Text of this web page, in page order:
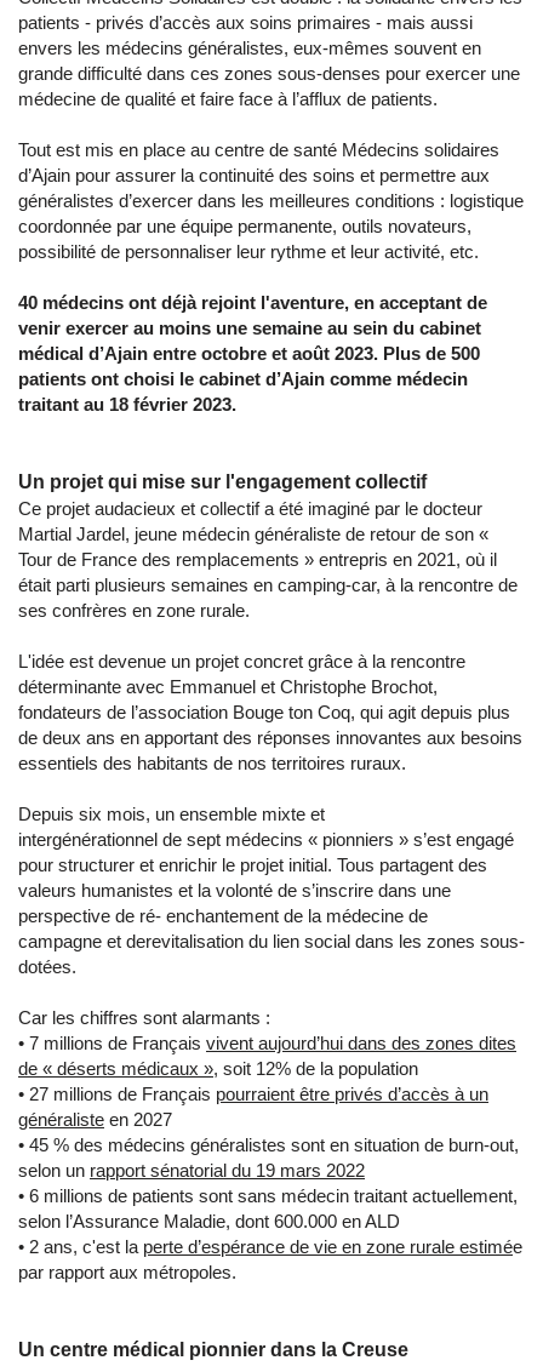
patients - privés d’accès aux soins primaires - mais aussi
envers les médecins généralistes, eux-mêmes souvent en
grande difficulté dans ces zones sous-denses pour exercer une
médecine de qualité et faire face à l’afflux de patients.
Tout est mis en place au centre de santé Médecins solidaires
d’Ajain pour assurer la continuité des soins et permettre aux
généralistes d’exercer dans les meilleures conditions : logistique
coordonnée par une équipe permanente, outils novateurs,
possibilité de personnaliser leur rythme et leur activité, etc.
40 médecins ont déjà rejoint l'aventure, en acceptant de
venir exercer au moins une semaine au sein du cabinet
médical d’Ajain entre octobre et août 2023. Plus de 500
patients ont choisi le cabinet d’Ajain comme médecin
traitant au 18 février 2023.
Un projet qui mise sur l'engagement collectif
Ce projet audacieux et collectif a été imaginé par le docteur
Martial Jardel, jeune médecin généraliste de retour de son «
Tour de France des remplacements » entrepris en 2021, où il
était parti plusieurs semaines en camping-car, à la rencontre de
ses confrères en zone rurale.
L'idée est devenue un projet concret grâce à la rencontre
déterminante avec Emmanuel et Christophe Brochot,
fondateurs de l’association Bouge ton Coq, qui agit depuis plus
de deux ans en apportant des réponses innovantes aux besoins
essentiels des habitants de nos territoires ruraux.
Depuis six mois, un ensemble mixte et
intergénérationnel de sept médecins « pionniers » s’est engagé
pour structurer et enrichir le projet initial. Tous partagent des
valeurs humanistes et la volonté de s’inscrire dans une
perspective de ré- enchantement de la médecine de
campagne et derevitalisation du lien social dans les zones sous-
dotées.
Car les chiffres sont alarmants :
• 7 millions de Français vivent aujourd’hui dans des zones dites
de « déserts médicaux », soit 12% de la population
• 27 millions de Français pourraient être privés d’accès à un
généraliste en 2027
• 45 % des médecins généralistes sont en situation de burn-out,
selon un rapport sénatorial du 19 mars 2022
• 6 millions de patients sont sans médecin traitant actuellement,
selon l’Assurance Maladie, dont 600.000 en ALD
• 2 ans, c'est la perte d’espérance de vie en zone rurale estimée
par rapport aux métropoles.
Un centre médical pionnier dans la Creuse